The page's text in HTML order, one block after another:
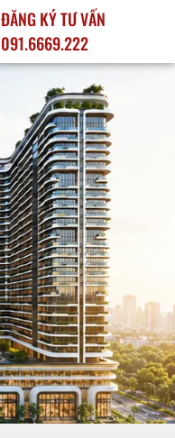
ĐĂNG KÝ TƯ VẤN
091.6669.222